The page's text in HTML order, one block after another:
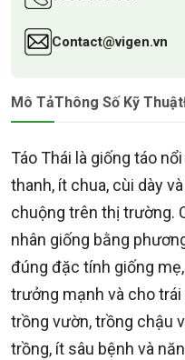
Contact@vigen.vn
Mô TảThông Số Kỹ Thuật
Táo Thái là giống táo
thanh, ít chua, cùi dày
chuộng trên thị trường.
nhân giống bằng
đúng đặc tính giống
trưởng mạnh và cho
trồng vườn, trồng chậu
trồng, ít sâu bệnh và